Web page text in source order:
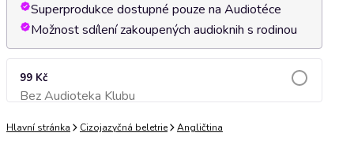
Superprodukce dostupné pouze na Audiotéce
Možnost sdílení zakoupených audioknih s rodinou
99 Kč
Bez Audioteka KlubuPřidat do košíku
Hlavní stránka Cizojazyčná beletrie Angličtina